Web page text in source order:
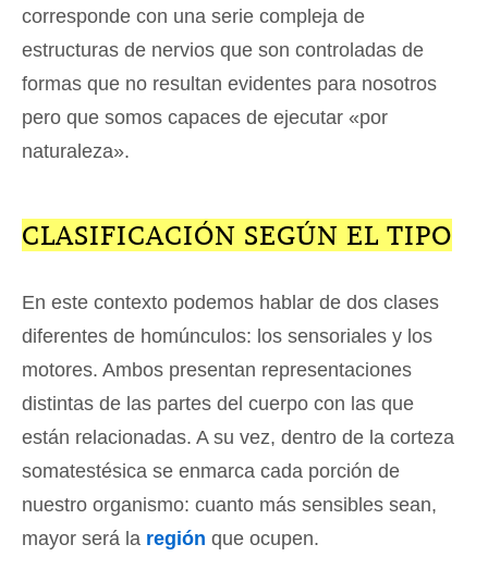
corresponde con una serie compleja de
estructuras de nervios que son controladas de
formas que no resultan evidentes para nosotros
pero que somos capaces de ejecutar «por
naturaleza».
CLASIFICACIÓN SEGÚN EL TIPO
En este contexto podemos hablar de dos clases
diferentes de homúnculos: los sensoriales y los
motores. Ambos presentan representaciones
distintas de las partes del cuerpo con las que
están relacionadas. A su vez, dentro de la corteza
somatestésica se enmarca cada porción de
nuestro organismo: cuanto más sensibles sean,
mayor será la región que ocupen.